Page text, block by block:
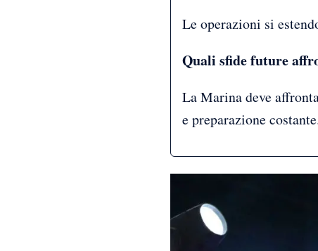
Le operazioni si
Quali sfide future
La Marina deve
e preparazione